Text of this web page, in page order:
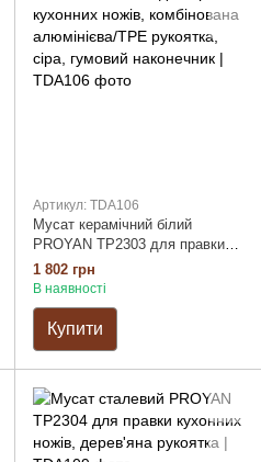
Артикул: TDA106
Мусат керамічний білий
PROYAN TP2303 для правки
кухонних ножів, комбінована
алюмінієва/TPE рукоятка, сіра,
гумовий наконечник
1 802 грн
В наявності
Купити